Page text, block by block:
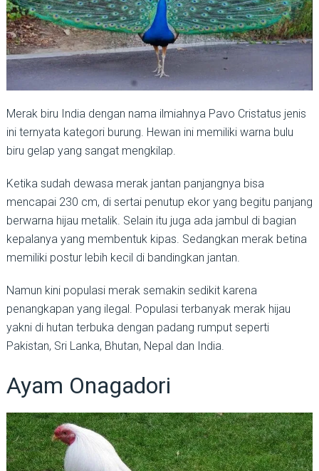
Merak biru India dengan nama ilmiahnya Pavo Cristatus jenis
ini ternyata kategori burung. Hewan ini memiliki warna bulu
biru gelap yang sangat mengkilap.
Ketika sudah dewasa merak jantan panjangnya bisa
mencapai 230 cm, di sertai penutup ekor yang begitu panjang
berwarna hijau metalik. Selain itu juga ada jambul di bagian
kepalanya yang membentuk kipas. Sedangkan merak betina
memiliki postur lebih kecil di bandingkan jantan.
Namun kini populasi merak semakin sedikit karena
penangkapan yang ilegal. Populasi terbanyak merak hijau
yakni di hutan terbuka dengan padang rumput seperti
Pakistan, Sri Lanka, Bhutan, Nepal dan India.
Ayam Onagadori